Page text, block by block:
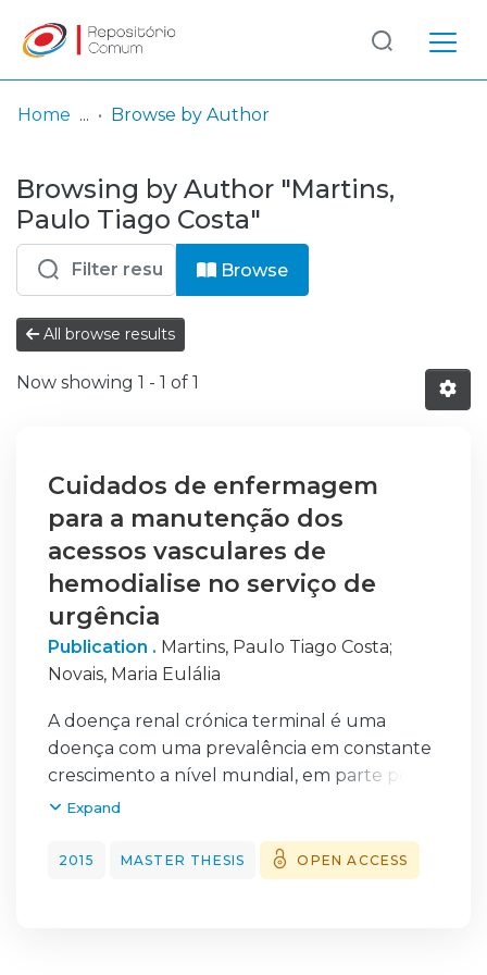
& Collections
Browse repository
Entities
Log
In
(current)
Home Browse by Author
Browsing by Author "Martins,
Paulo Tiago Costa"
Browse
All browse results
Now showing 1 - 1 of 1
Cuidados de enfermagem
para a manutenção dos
acessos vasculares de
hemodialise no serviço de
urgência
Publication . Martins, Paulo Tiago Costa;
Novais, Maria Eulália
A doença renal crónica terminal é uma
doença com uma prevalência em constante
crescimento a nível mundial, em parte pelo
envelhecimento da população como
crónicas. A doença renal crónica inicia-se com
a lesão renal e pode culminar com a
Expand
2015 MASTER THESIS OPEN ACCESS